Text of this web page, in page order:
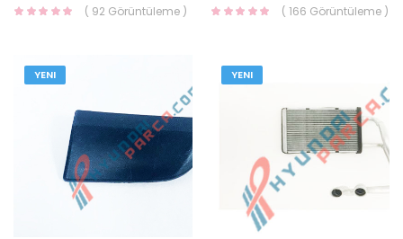
( 92 Görüntüleme ) ( 166 Görüntüleme )
YENI YENI